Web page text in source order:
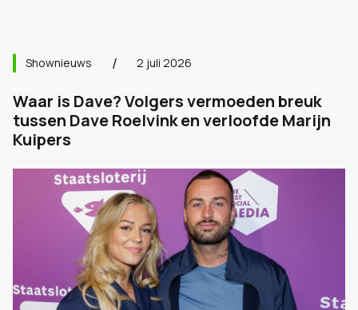
Shownieuws 2 juli 2026
Waar is Dave? Volgers vermoeden breuk
tussen Dave Roelvink en verloofde Marijn
Kuipers